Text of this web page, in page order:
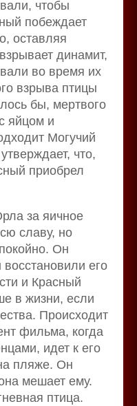
чтобы
побеждает
оставляя
динамит,
во время их
взрыва птицы
бы, мертвого
яйцом и
Могучий
что,
приобрел
за яичное
славу, но
Он
его
и Красный
в жизни, если
Происходит
фильма, когда
идет к его
пляже. Он
мешает ему.
птица.